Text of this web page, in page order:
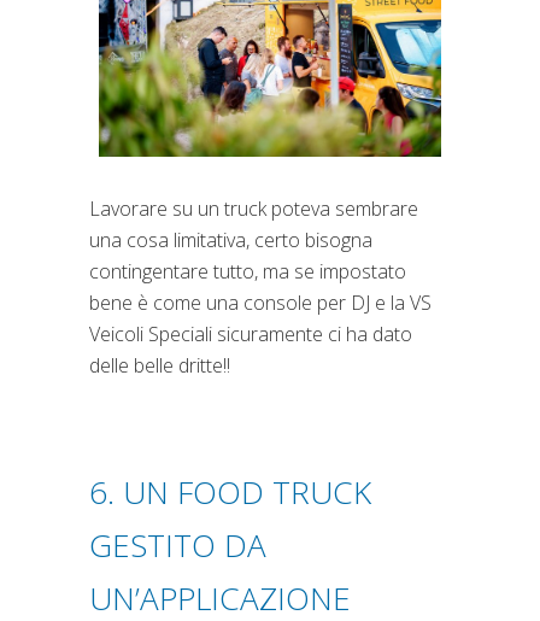
Lavorare su un truck poteva sembrare
una cosa limitativa, certo bisogna
contingentare tutto, ma se impostato
bene è come una console per DJ e la VS
Veicoli Speciali sicuramente ci ha dato
delle belle dritte!!
6. UN FOOD TRUCK
GESTITO DA
UN’APPLICAZIONE